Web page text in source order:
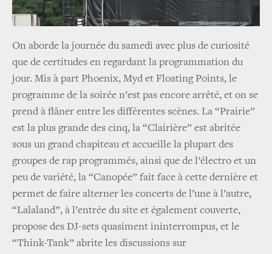
On aborde la journée du samedi avec plus de curiosité
que de certitudes en regardant la programmation du
jour. Mis à part Phoenix, Myd et Floating Points, le
programme de la soirée n’est pas encore arrêté, et on se
prend à flâner entre les différentes scènes. La “Prairie”
est la plus grande des cinq, la “Clairière” est abritée
sous un grand chapiteau et accueille la plupart des
groupes de rap programmés, ainsi que de l’électro et un
peu de variété, la “Canopée” fait face à cette dernière et
permet de faire alterner les concerts de l’une à l’autre,
“Lalaland”, à l’entrée du site et également couverte,
propose des DJ-sets quasiment ininterrompus, et le
“Think-Tank” abrite les discussions sur